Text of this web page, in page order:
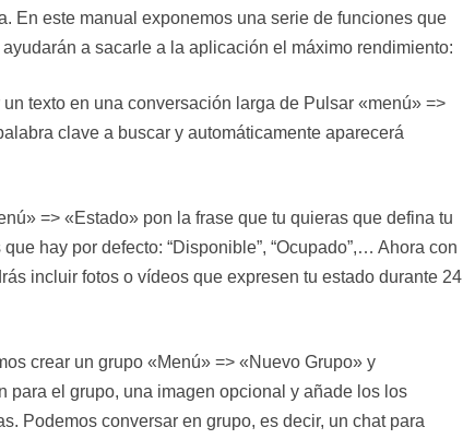
En este manual exponemos una serie de funciones que
a sacarle a la aplicación el máximo rendimiento:
un texto en una conversación larga de Pulsar «menú» =>
clave a buscar y automáticamente aparecerá
=> «Estado» pon la frase que tu quieras que defina tu
hay por defecto: “Disponible”, “Ocupado”,… Ahora con
incluir fotos o vídeos que expresen tu estado durante 24
crear un grupo «Menú» => «Nuevo Grupo» y
para el grupo, una imagen opcional y añade los los
Podemos conversar en grupo, es decir, un chat para